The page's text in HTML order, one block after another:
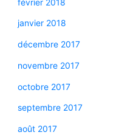
janvier 2018
décembre 2017
novembre 2017
octobre 2017
septembre 2017
août 2017